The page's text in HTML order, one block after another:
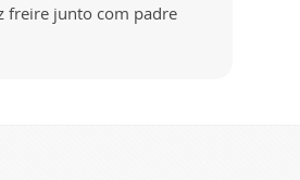
freire junto com padre